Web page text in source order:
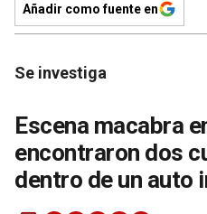
Añadir como fuente en
Se investiga
Escena macabra
encontraron dos
dentro de un auto